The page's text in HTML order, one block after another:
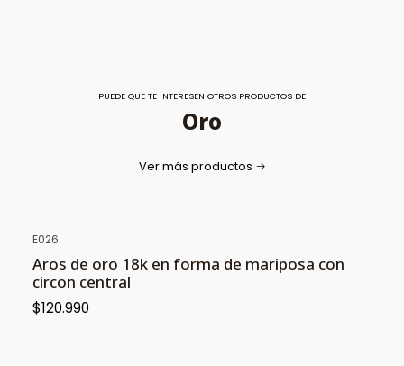
PUEDE QUE TE INTERESEN OTROS PRODUCTOS DE
Oro
Ver más productos
E026
Aros de oro 18k en forma de mariposa con
circon central
$120.990